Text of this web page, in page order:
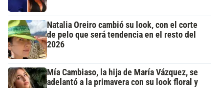
Natalia Oreiro cambió su look, con el corte
de pelo que será tendencia en el resto del
2026
Mía Cambiaso, la hija de María Vázquez, se
adelantó a la primavera con su look floral y